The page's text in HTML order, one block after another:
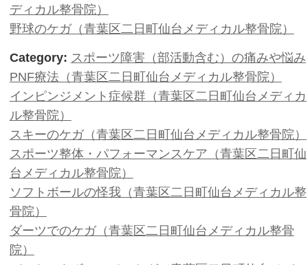
整骨院）
骨院）
肘の痛み（青葉区二日町仙台メディ
Category: スポーツ整体（ほぐし）
ケア
PNF療法（青葉区二日町仙台メディ
ストレッチ（青葉区二日町仙台メデ
スポーツ整体・パフォーマンスケア